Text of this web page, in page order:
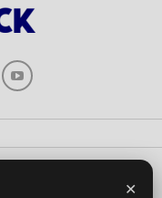
✕